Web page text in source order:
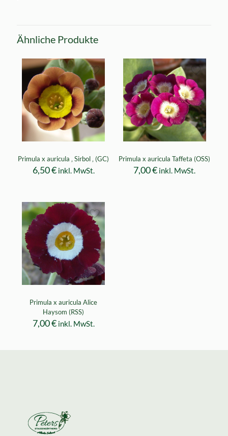
Ähnliche Produkte
Primula x auricula ‚ Sirbol ‚ (GC)
6,50€ inkl. MwSt.
Primula x auricula Taffeta (OSS)
7,00€ inkl. MwSt.
Primula x auricula Alice
Haysom (RSS)
7,00€ inkl. MwSt.